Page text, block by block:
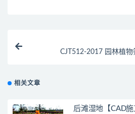
CJT512-2017 园林植物
相关文章
后滩湿地【CAD施